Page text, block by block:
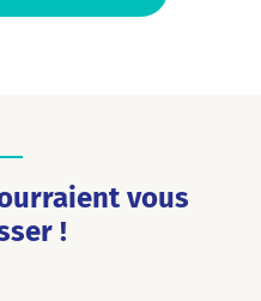
vous
!